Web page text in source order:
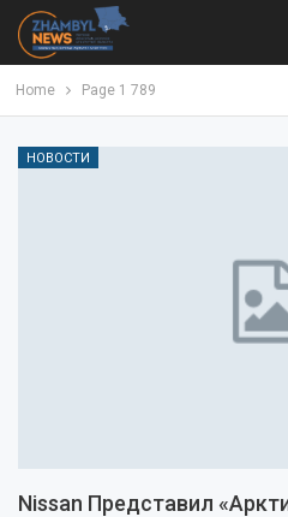
Home Page 1 789
НОВОСТИ
Nissan Представил